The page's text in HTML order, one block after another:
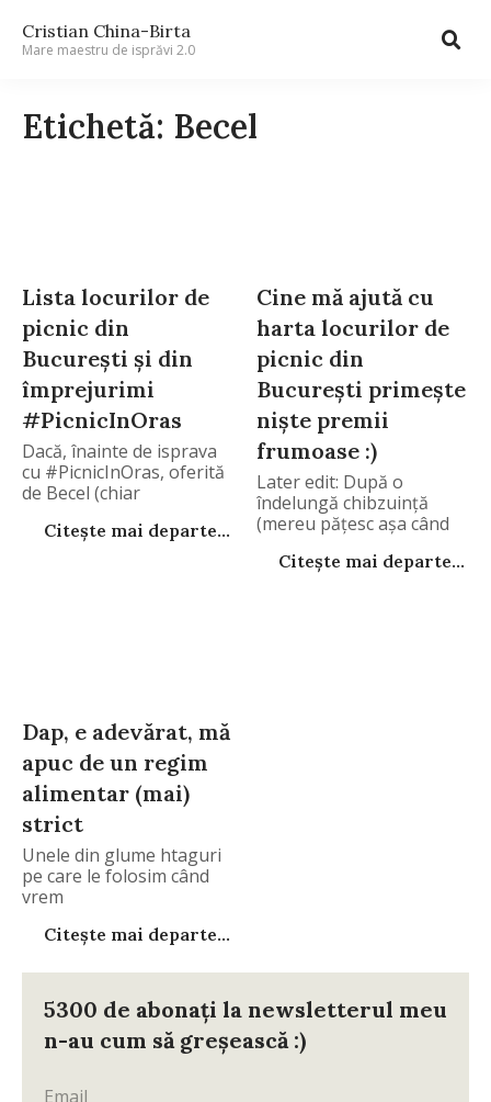
Cristian China-Birta
Mare maestru de isprăvi 2.0
Etichetă: Becel
Lista locurilor de
picnic din
București și din
împrejurimi
#PicnicInOras
Dacă, înainte de isprava
cu #PicnicInOras, oferită
de Becel (chiar
Citește mai departe...
Cine mă ajută cu
harta locurilor de
picnic din
București primește
niște premii
frumoase :)
Later edit: După o
îndelungă chibzuință
(mereu pățesc așa când
Citește mai departe...
Dap, e adevărat, mă
apuc de un regim
alimentar (mai)
strict
Unele din glume htaguri
pe care le folosim când
vrem
Citește mai departe...
5300 de abonați la newsletterul meu
n-au cum să greșească :)